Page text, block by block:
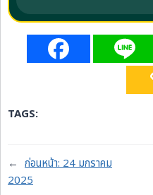
TAGS:
← ก่อนหน้า:24 มกราคม
2025